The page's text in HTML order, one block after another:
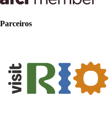
Parceiros